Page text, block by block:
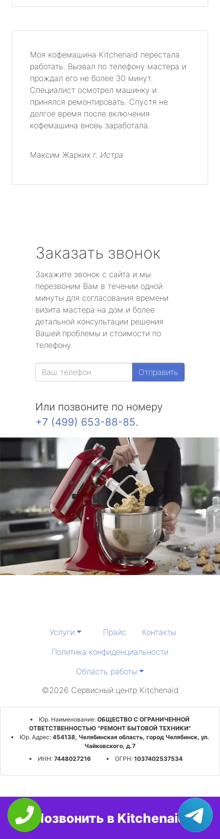
Моя кофемашина Kitchenaid перестала
работать. Вызвал по телефону мастера и
прождал его не более 30 минут.
Специалист осмотрел машинку и
принялся ремонтировать. Спустя не
долгое время после включения
кофемашина вновь заработала.
Максим Жарких г. Истра
Заказать звонок
Закажите звонок с сайта и мы
перезвоним Вам в течении одной
минуты для согласования времени
визита мастера на дом и более
детальной консультации решения
Вашей проблемы и стоимости по
телефону.
Отправить
Или позвоните по номеру
+7 (499) 653-88-85.
Услуги Прайс
Контакты
Политика конфиденциальности
Область работы
©2026 Сервисный центр Kitchenaid
Юр. Наименование: ОБЩЕСТВО С ОГРАНИЧЕННОЙ
ОТВЕТСТВЕННОСТЬЮ "РЕМОНТ БЫТОВОЙ ТЕХНИКИ"
Юр. Адрес:454138, Челябинская область, город Челябинск, ул.
Чайковского, д.7
ИНН: 7448027216 ОГРН: 1037402537534
Позвонить в Kitchenaid